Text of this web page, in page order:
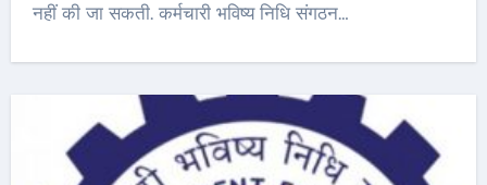
नहीं की जा सकती. कर्मचारी भविष्य निधि संगठन…